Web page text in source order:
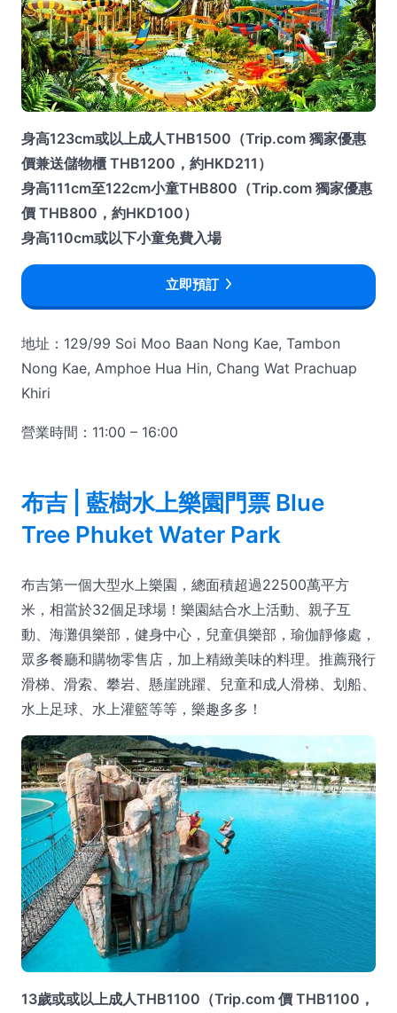
身高123cm或以上成人THB1500（Trip.com 獨家優惠
價兼送儲物櫃 THB1200，約HKD211）
身高111cm至122cm小童THB800（Trip.com 獨家優惠
價 THB800，約HKD100）
身高110cm或以下小童免費入場
立即預訂
地址：129/99 Soi Moo Baan Nong Kae, Tambon
Nong Kae, Amphoe Hua Hin, Chang Wat Prachuap
Khiri
營業時間：11:00 – 16:00
布吉 | 藍樹水上樂園門票 Blue
Tree Phuket Water Park
布吉第一個大型水上樂園，總面積超過22500萬平方
米，相當於32個足球場！樂園結合水上活動、親子互
動、海灘俱樂部，健身中心，兒童俱樂部，瑜伽靜修處，
眾多餐廳和購物零售店，加上精緻美味的料理。推薦飛行
滑梯、滑索、攀岩、懸崖跳躍、兒童和成人滑梯、划船、
水上足球、水上灌籃等等，樂趣多多！
13歲或或以上成人THB1100（Trip.com 價 THB1100，